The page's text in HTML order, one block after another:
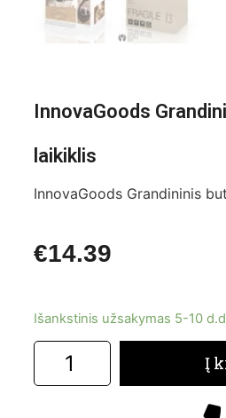
InnovaGoods
laikiklis
InnovaGoods Grandininis
€14.39
Išankstinis užsakymas 5-10 d.d
Į